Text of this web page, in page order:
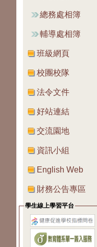
總務處相簿
輔導處相簿
班級網頁
校團校隊
法令文件
好站連結
交流園地
資訊小組
English Web
財務公告專區
學生線上學習平台